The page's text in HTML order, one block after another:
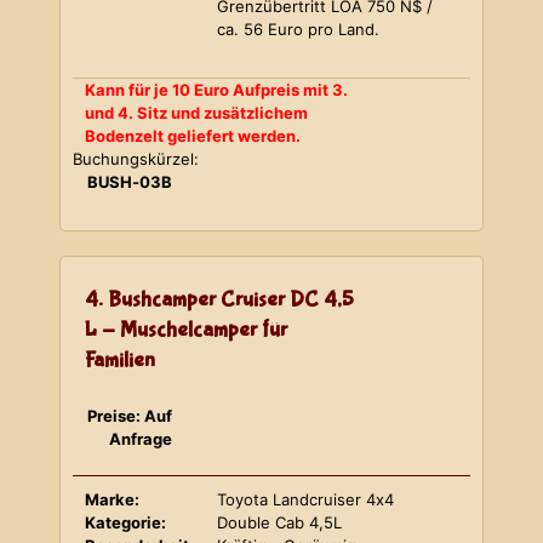
Grenzübertritt LOA 750 N$ /
ca. 56 Euro pro Land.
Kann für je 10 Euro Aufpreis mit 3.
und 4. Sitz und zusätzlichem
Bodenzelt geliefert werden.
Buchungskürzel:
BUSH-03B
4. Bushcamper Cruiser DC 4,5
L - Muschelcamper für
Familien
Preise: Auf
Anfrage
Marke:
Toyota Landcruiser 4x4
Kategorie:
Double Cab 4,5L